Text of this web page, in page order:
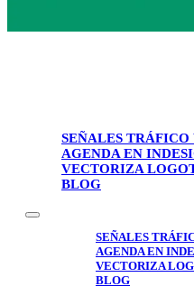
SEÑALES
AGENDA EN
VECTORIZA
BLOG
SEÑALES
AGENDA EN
VECTORIZA
BLOG